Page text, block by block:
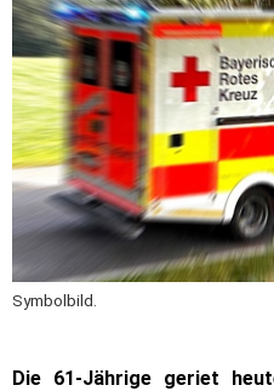
Symbolbild.
Die 61-Jährige geriet